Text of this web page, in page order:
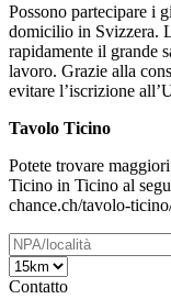
Possono partecipare i
domicilio in Svizzera.
rapidamente il grande
lavoro. Grazie alla
evitare l’iscrizione
Tavolo Ticino
Potete trovare
Ticino in Ticino al
chance.ch/tavolo-
Contatto